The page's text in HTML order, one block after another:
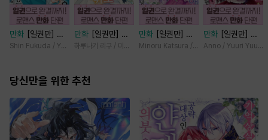
만화
[일권만] 전
하께서는 오늘도
(웃음) [단행본]
Shin Fukuda / Yoko Kurosu
만화
[일권만] 제
약혼은 취소되었습
하루나기 리구 / 미즈메
만화
[일권만] 기
억상실 악역 영애
본]
Minoru Katsura / Mizune
만화
[일권만] 왕
태자님과의 약혼을
Anno / Yuuri
당신만을 위한 추천